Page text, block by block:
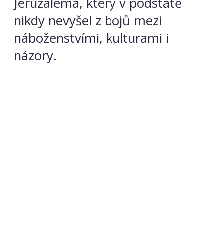
nikdy nevyšel z bojů mezi
náboženstvími, kulturami i
názory.